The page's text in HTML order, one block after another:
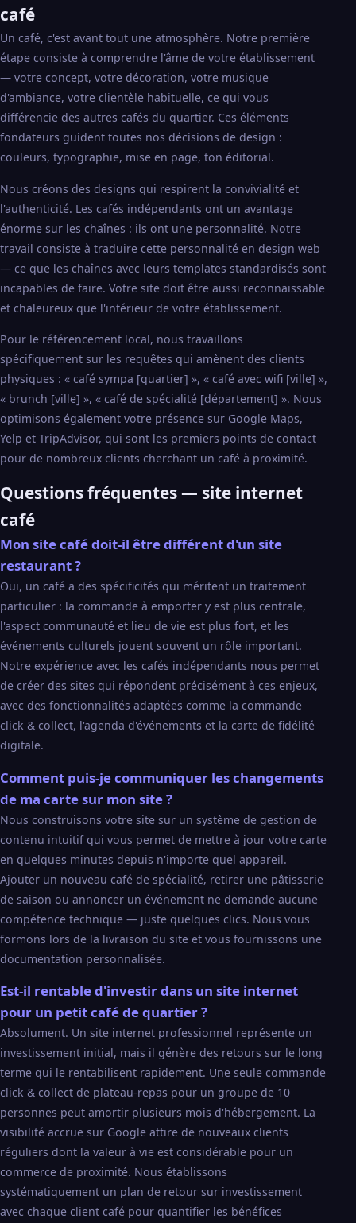
café
Un café, c'est avant tout une atmosphère. Notre première
étape consiste à comprendre l'âme de votre établissement
— votre concept, votre décoration, votre musique
d'ambiance, votre clientèle habituelle, ce qui vous
différencie des autres cafés du quartier. Ces éléments
fondateurs guident toutes nos décisions de design :
couleurs, typographie, mise en page, ton éditorial.
Nous créons des designs qui respirent la convivialité et
l'authenticité. Les cafés indépendants ont un avantage
énorme sur les chaînes : ils ont une personnalité. Notre
travail consiste à traduire cette personnalité en design web
— ce que les chaînes avec leurs templates standardisés sont
incapables de faire. Votre site doit être aussi reconnaissable
et chaleureux que l'intérieur de votre établissement.
Pour le référencement local, nous travaillons
spécifiquement sur les requêtes qui amènent des clients
physiques : « café sympa [quartier] », « café avec wifi [ville] »,
« brunch [ville] », « café de spécialité [département] ». Nous
optimisons également votre présence sur Google Maps,
Yelp et TripAdvisor, qui sont les premiers points de contact
pour de nombreux clients cherchant un café à proximité.
Questions fréquentes — site internet
café
Mon site café doit-il être différent d'un site
restaurant ?
Oui, un café a des spécificités qui méritent un traitement
particulier : la commande à emporter y est plus centrale,
l'aspect communauté et lieu de vie est plus fort, et les
événements culturels jouent souvent un rôle important.
Notre expérience avec les cafés indépendants nous permet
de créer des sites qui répondent précisément à ces enjeux,
avec des fonctionnalités adaptées comme la commande
click & collect, l'agenda d'événements et la carte de fidélité
digitale.
Comment puis-je communiquer les changements
de ma carte sur mon site ?
Nous construisons votre site sur un système de gestion de
contenu intuitif qui vous permet de mettre à jour votre carte
en quelques minutes depuis n'importe quel appareil.
Ajouter un nouveau café de spécialité, retirer une pâtisserie
de saison ou annoncer un événement ne demande aucune
compétence technique — juste quelques clics. Nous vous
formons lors de la livraison du site et vous fournissons une
documentation personnalisée.
Est-il rentable d'investir dans un site internet
pour un petit café de quartier ?
Absolument. Un site internet professionnel représente un
investissement initial, mais il génère des retours sur le long
terme qui le rentabilisent rapidement. Une seule commande
click & collect de plateau-repas pour un groupe de 10
personnes peut amortir plusieurs mois d'hébergement. La
visibilité accrue sur Google attire de nouveaux clients
réguliers dont la valeur à vie est considérable pour un
commerce de proximité. Nous établissons
systématiquement un plan de retour sur investissement
avec chaque client café pour quantifier les bénéfices